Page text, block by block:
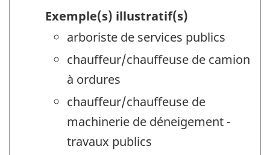
Exemple(s) illustratif(s)
arboriste de services publics
chauffeur/chauffeuse de camion
à ordures
chauffeur/chauffeuse de
machinerie de déneigement -
travaux publics